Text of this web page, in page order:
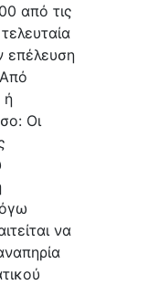
από τις
επέλευση
ή
Οι
να